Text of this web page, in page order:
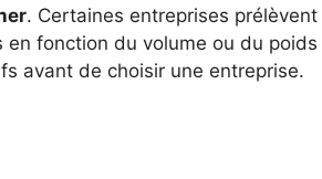
. Certaines entreprises prélèvent
en fonction du volume ou du poids
avant de choisir une entreprise.